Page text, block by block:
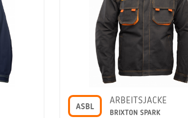
ASBL
ARBEITSJACKE
BRIXTON SPARK